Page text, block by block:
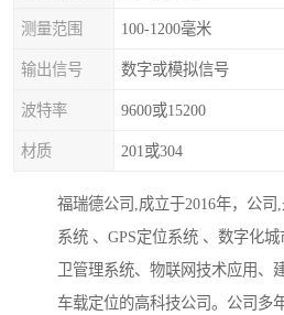
测量范围 100-1200毫米
输出信号 数字或模拟信号
波特率 9600或15200
材质 201或304
福瑞德公司,成立于2016年，公
系统 、GPS定位系统 、数字化
卫管理系统、物联网技术应用、
车载定位的高科技公司。公司多